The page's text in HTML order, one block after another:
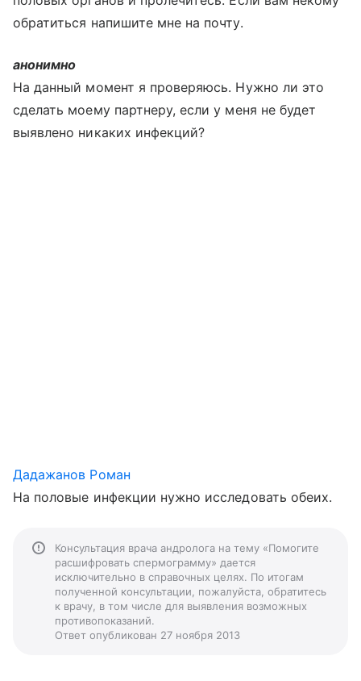
обратиться напишите мне на почту.
анонимно
На данный момент я проверяюсь. Нужно ли это
сделать моему партнеру, если у меня не будет
выявлено никаких инфекций?
Дадажанов Роман
На половые инфекции нужно исследовать обеих.
Консультация врача андролога на тему «Помогите
расшифровать спермограмму» дается
исключительно в справочных целях. По итогам
полученной консультации, пожалуйста, обратитесь
к врачу, в том числе для выявления возможных
противопоказаний.
Ответ опубликован 27 ноября 2013